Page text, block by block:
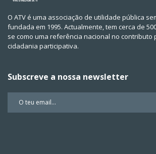
O ATV é uma associação de utilidade pública
fundada em 1995. Actualmente, tem cerca de
se como uma referência nacional no contributo
cidadania participativa.
Subscreve a nossa newsletter